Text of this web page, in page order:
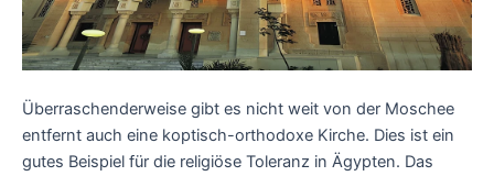
Überraschenderweise gibt es nicht weit von der Moschee
entfernt auch eine koptisch-orthodoxe Kirche. Dies ist ein
gutes Beispiel für die religiöse Toleranz in Ägypten. Das